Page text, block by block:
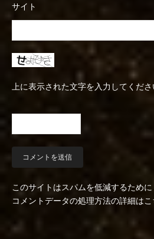
サイト
上に表示された文字を入力してくださ
このサイトはスパムを低減するために
コメントデータの処理方法の詳細は